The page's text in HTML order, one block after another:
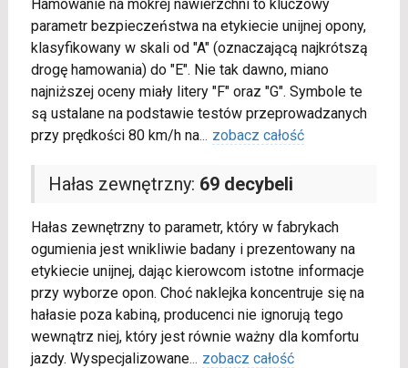
Hamowanie na mokrej nawierzchni to kluczowy
parametr bezpieczeństwa na etykiecie unijnej opony,
klasyfikowany w skali od "A" (oznaczającą najkrótszą
drogę hamowania) do "E". Nie tak dawno, miano
najniższej oceny miały litery "F" oraz "G". Symbole te
są ustalane na podstawie testów przeprowadzanych
przy prędkości 80 km/h na... zobacz całość
Hałas zewnętrzny: 69 decybeli
Hałas zewnętrzny to parametr, który w fabrykach
ogumienia jest wnikliwie badany i prezentowany na
etykiecie unijnej, dając kierowcom istotne informacje
przy wyborze opon. Choć naklejka koncentruje się na
hałasie poza kabiną, producenci nie ignorują tego
wewnątrz niej, który jest równie ważny dla komfortu
jazdy. Wyspecjalizowane... zobacz całość